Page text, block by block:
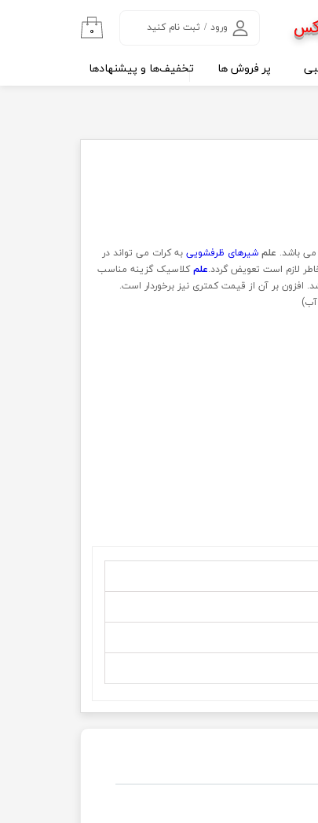
ورود / ثبت نام کنید
تغییر گذر واژه
خروج از حساب
۰
پر فروش ها تخفیف‌ها و پیشنهادها
می باشد. علمشیرهای ظرفشوییبه کرات می تواند در
لازم است تعویض گردد.علمکلاسیک گزینه مناسب
افزون بر آن از قیمت کمتری نیز برخوردار است.
آب)